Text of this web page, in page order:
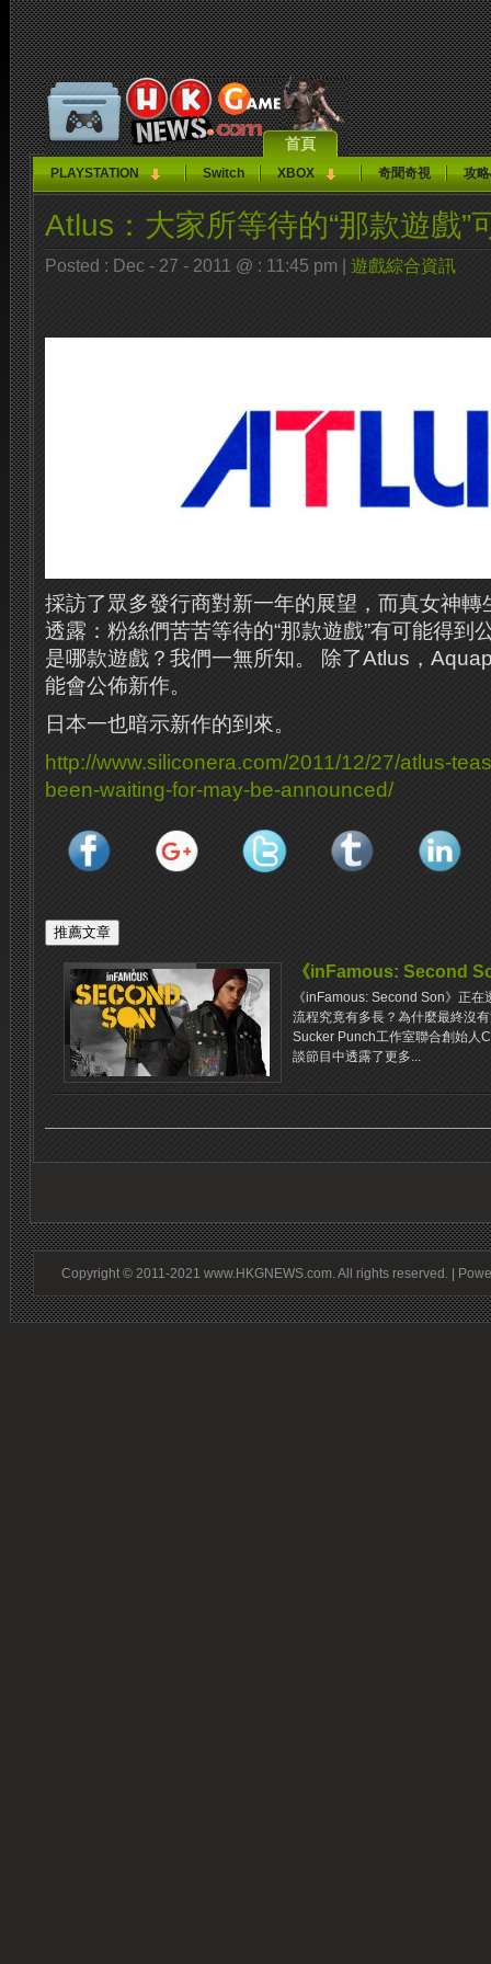
首頁
PLAYSTATION Switch XBOX 奇聞奇視 攻
Atlus：大家所等待的“那款遊戲”
Posted : Dec - 27 - 2011 @ : 11:45 pm | 遊戲綜合資訊
採訪了眾多發行商對新一年的展望，而真女神
透露：粉絲們苦苦等待的“那款遊戲”有可能得到
是哪款遊戲？ 我們一無所知。
除了​​Atlus，
能會公佈新作。
日本一也暗示新作的到來。
http://www.siliconera.com/2011/12/27/atlus-
been-waiting-for-may-be-announced/
《inFamous: Second
《inFamous: Second Son》正
流程究竟有多長？為什麼最終沒
Sucker Punch工作室聯合創始人
談節目中透露了更多...
Copyright © 2011-2021 www.HKGNEWS.com. All rights reserved. |